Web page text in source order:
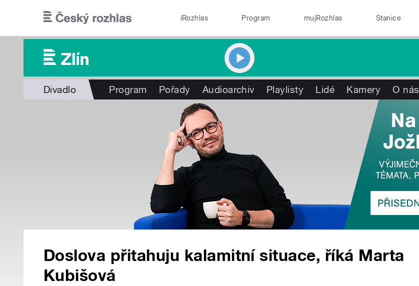
iRozhlas Program mujRozhlas Stanice
Divadlo Program Pořady Audioarchiv Playlisty Lidé Kamery O nás
Doslova přitahuju kalamitní situace, říká Marta
Kubišová